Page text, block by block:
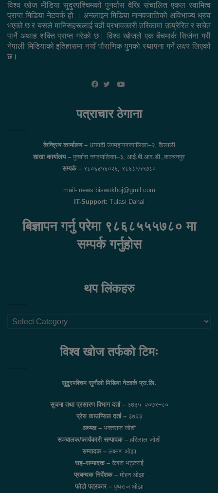
विश्व खोज मीडिया सुदुरपश्चिमको पुनर्वास देखि संचालित एकल स्वामित्व
प्राप्त मिडिया नेटवर्क हो । अनलाइन मिडिया मानवजातिको अविभाज्य ध्रुव
भएको छ र यसले मानिसहरूलाई बढी प्रभावकारी तरिकामा उत्प्रेरित र सचेत
पार्ने अथाह शक्ति प्राप्त गरेको छ। विश्व खोजले एक बेंचमार्क सिर्जना गरी
नेपाली मिडियाको इतिहासमा नयाँ पौराणिक युगको स्थापना गर्ने लक्ष्य लिएको
छ।
YouTube
पत्राचार ठेगाना
केन्द्रिय कार्यालय –धनगढी उपमहानगरपालिका–२, कैलाली
शाखा कार्यालय – पुनर्वास नगरपालिका–३, आई.बी.आर.डी.,कञ्चनपुर
सम्पर्क – ९८०६४५६०२६, ९८६८५५५७८०
mail- news.biswokhoj@gmil.com
IT-Support: Tulasi Dahal
बिज्ञापन गर्नु परेमा ९८६८५५५७८० मा
सम्पर्क गर्नुहोस
थप लिंकहरु
थप
विश्व खोज तर्फको टिमः
सुदुरपश्चिम सुनौलो मिडिया नेटवर्क प्रा.लि.
सुचना तथा प्रसारण विभाग दर्ता – ३७३५–२०७९÷८०
प्रेस काउन्सिल दर्ता – ३७२३
अध्यक्ष – भक्तराज जोशी
सञ्चालक/कार्यकारी सम्पादक – हरिलाल जोशी
सम्पादक –लक्ष्मण ओझा
सह–सम्पादक –केशव भट्टराई
प्रबन्धक निर्देशक –मोहन ओझा
फोटो पत्रकार –पुष्पराज ओझा